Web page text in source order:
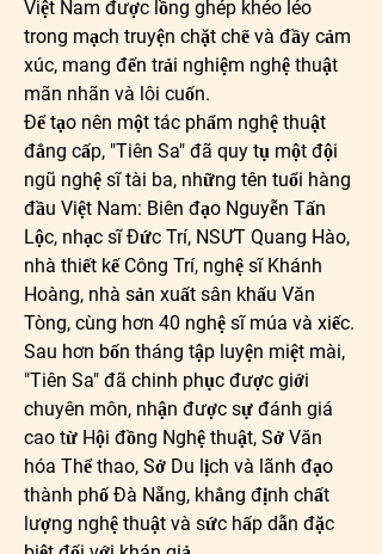
Việt Nam được lồng ghép khéo léo
trong mạch truyện chặt chẽ và đầy cảm
xúc, mang đến trải nghiệm nghệ thuật
mãn nhãn và lôi cuốn.
Để tạo nên một tác phẩm nghệ thuật
đẳng cấp, "Tiên Sa" đã quy tụ một đội
ngũ nghệ sĩ tài ba, những tên tuổi hàng
đầu Việt Nam: Biên đạo Nguyễn Tấn
Lộc, nhạc sĩ Đức Trí, NSƯT Quang Hào,
nhà thiết kế Công Trí, nghệ sĩ Khánh
Hoàng, nhà sản xuất sân khấu Văn
Tòng, cùng hơn 40 nghệ sĩ múa và xiếc.
Sau hơn bốn tháng tập luyện miệt mài,
"Tiên Sa" đã chinh phục được giới
chuyên môn, nhận được sự đánh giá
cao từ Hội đồng Nghệ thuật, Sở Văn
hóa Thể thao, Sở Du lịch và lãnh đạo
thành phố Đà Nẵng, khẳng định chất
lượng nghệ thuật và sức hấp dẫn đặc